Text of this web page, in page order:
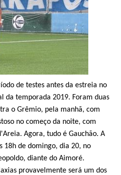
de testes antes da estreia no
da temporada 2019. Foram duas
o Grêmio, pela manhã, com
no começo da noite, com
Agora, tudo é Gauchão. A
18h de domingo, dia 20, no
diante do Aimoré.
provavelmente será um dos